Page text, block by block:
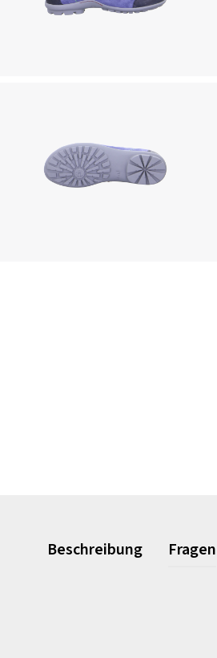
Beschreibung Fragen